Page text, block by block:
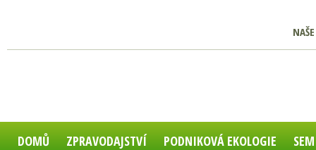
DOMŮ ZPRAVODAJSTVÍ PODNIKOVÁ EKOLOGIE